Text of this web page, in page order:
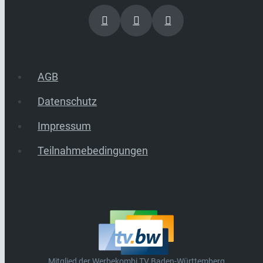
AGB
Datenschutz
Impressum
Teilnahmebedingungen